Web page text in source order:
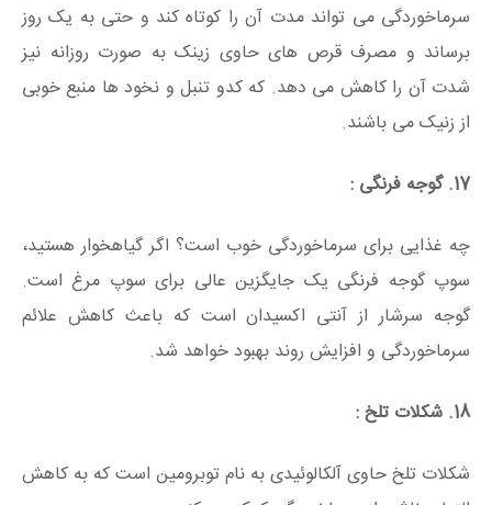
سرماخوردگی می تواند مدت آن را کوتاه کند و حتی به یک روز
برساند و مصرف قرص های حاوی زینک به صورت روزانه نیز
شدت آن را کاهش می دهد. که کدو تنبل و نخود ها منبع خوبی
از زنیک می باشند.
17. گوجه فرنگی :
چه غذایی برای سرماخوردگی خوب است؟ اگر گیاهخوار هستید،
سوپ گوجه فرنگی یک جایگزین عالی برای سوپ مرغ است.
گوجه سرشار از آنتی اکسیدان است که باعث کاهش علائم
سرماخوردگی و افزایش روند بهبود خواهد شد.
18. شکلات تلخ :
شکلات تلخ حاوی آلکالوئیدی به نام توبرومین است که به کاهش